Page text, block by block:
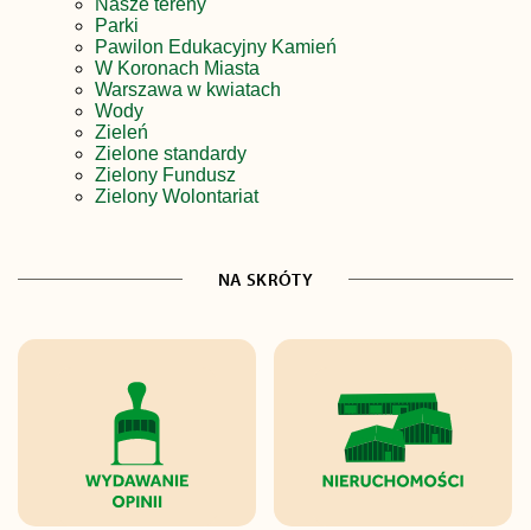
Nasze tereny
Parki
Pawilon Edukacyjny Kamień
W Koronach Miasta
Warszawa w kwiatach
Wody
Zieleń
Zielone standardy
Zielony Fundusz
Zielony Wolontariat
NA SKRÓTY